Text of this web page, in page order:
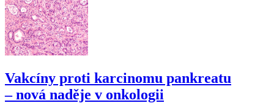
Vakcíny proti karcinomu pankreatu
–⁠ nová naděje v onkologii